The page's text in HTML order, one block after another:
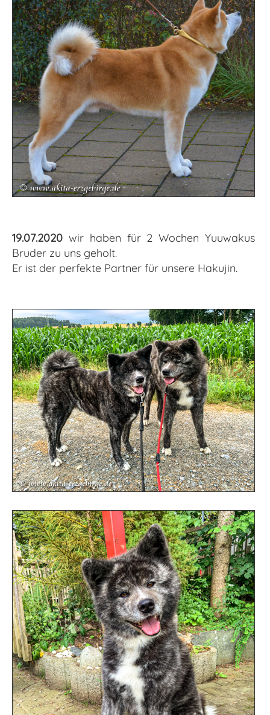
19.07.2020 wir haben für 2 Wochen Yuuwakus
Bruder zu uns geholt.
Er ist der perfekte Partner für unsere Hakujin.